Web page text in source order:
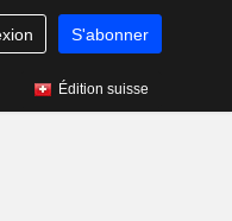
S'abonner
Édition suisse